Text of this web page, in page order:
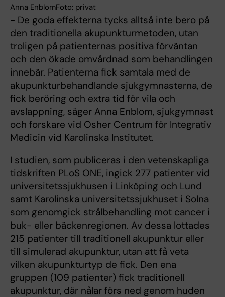
Anna EnblomFoto: privat
- De goda effekterna tycks alltså inte bero på
den traditionella akupunkturmetoden, utan
troligen på patienternas positiva förväntan
och den ökade omvårdnad som behandlingen
innebär. Patienterna fick samtala med de
akupunkturbehandlande sjukgymnasterna, de
fick beröring och extra tid för vila och
avslappning, säger Anna Enblom, sjukgymnast
och forskare vid Osher Centrum för Integrativ
Medicin vid Karolinska Institutet.
I studien, som publiceras i den vetenskapliga
tidskriften PLoS ONE, ingick 277 patienter vid
universitetssjukhusen i Linköping och Lund
samt Karolinska universitetssjukhuset i Solna
som genomgick strålbehandling mot cancer i
buk- eller bäckenregionen. Av dessa lottades
215 patienter till traditionell akupunktur eller
till simulerad akupunktur, utan att få veta
vilken akupunkturtyp de fick. Den ena
gruppen (109 patienter) fick traditionell
akupunktur, där nålar förs ned genom huden